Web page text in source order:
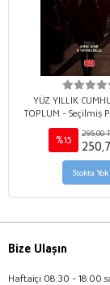
YÜZ YILLIK
TOPLUM - Seçilmiş
%15
295,00
Stokta Yok
Bize Ulaşın
Haftaiçi 08:30 - 18:00